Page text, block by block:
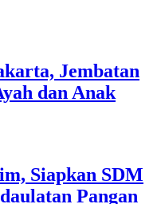
Jembatan
dan Anak
Siapkan SDM
Pangan